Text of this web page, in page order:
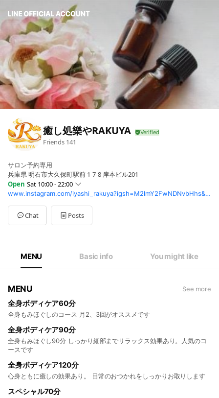
癒し処樂やRAKUYA
Friends 141
サロン予約専用
兵庫県 明石市大久保町駅前 1-7-8 岸本ビル201
Open Sat 10:00 - 22:00
Sun10:00 - 22:00
Mon10:00 - 22:00
Tue10:00 - 22:00
Wed10:00 - 22:00
www.instagram.com/iyashi_rakuya?igsh=M2lmY2FwNDNvbHhs&utm_source=qr
Chat Posts
MENU Basic info You might like
MENU See more
全身ボディケア60分
全身もみほぐしのコース 月2、3回がオススメです
全身ボディケア90分
全身もみほぐし90分 しっかり細部までリラックス効果あり。人気のコ
ースです
全身ボディケア120分
心身ともに癒しの効果あり。 日常のおつかれをしっかりお取りします
スペシャル70分